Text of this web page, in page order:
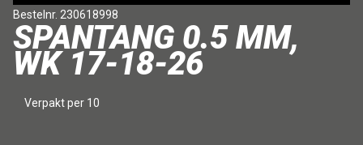
Bestelnr. 230618998
SPANTANG 0.5 MM,
WK 17-18-26
Verpakt per 10